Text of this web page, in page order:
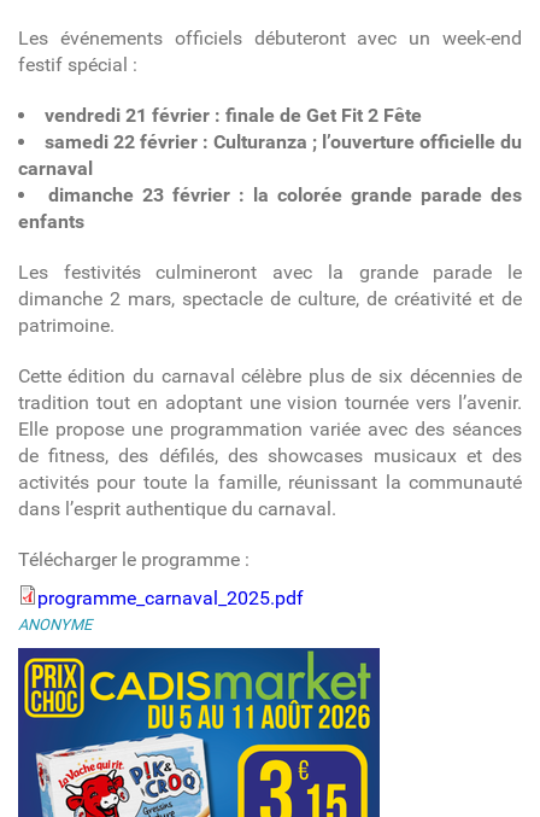
Les événements officiels débuteront avec un week-end
festif spécial :
vendredi 21 février : finale de Get Fit 2 Fête
samedi 22 février : Culturanza ; l’ouverture officielle du
carnaval
dimanche 23 février : la colorée grande parade des
enfants
Les festivités culmineront avec la grande parade le
dimanche 2 mars, spectacle de culture, de créativité et de
patrimoine.
Cette édition du carnaval célèbre plus de six décennies de
tradition tout en adoptant une vision tournée vers l’avenir.
Elle propose une programmation variée avec des séances
de fitness, des défilés, des showcases musicaux et des
activités pour toute la famille, réunissant la communauté
dans l’esprit authentique du carnaval.
Télécharger le programme :
programme_carnaval_2025.pdf
programme_carnaval_2025.pdf
ANONYME